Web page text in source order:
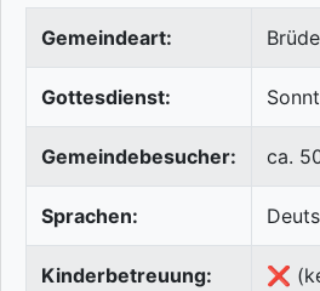
Gemeindeart:
Gottesdienst:
Gemeindebesucher: ca.
Sprachen:
Kinderbetreuung:
❌